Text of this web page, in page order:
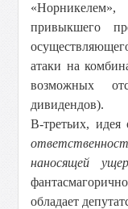
привыкшего
атаки на
возможных
дивидендов).
В-третьих,
наносящей
обладает